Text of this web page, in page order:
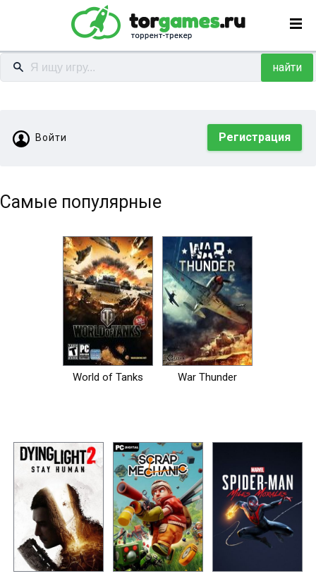
найти
Войти Регистрация
Самые популярные
World of Tanks War Thunder